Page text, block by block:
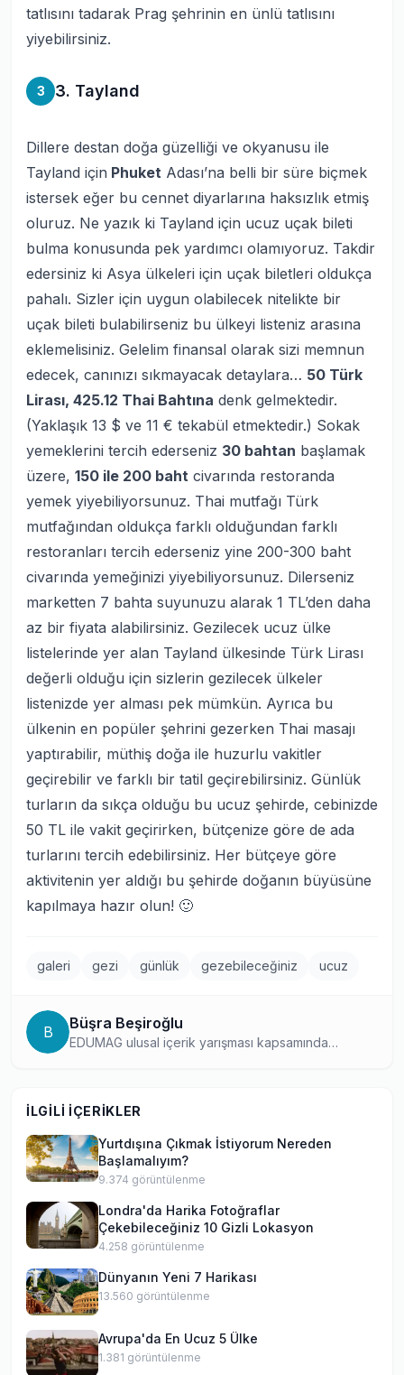
tatlısını tadarak Prag şehrinin en ünlü tatlısını
yiyebilirsiniz.
3 3. Tayland
Dillere destan doğa güzelliği ve okyanusu ile
Tayland için Phuket Adası’na belli bir süre biçmek
istersek eğer bu cennet diyarlarına haksızlık etmiş
oluruz. Ne yazık ki Tayland için ucuz uçak bileti
bulma konusunda pek yardımcı olamıyoruz. Takdir
edersiniz ki Asya ülkeleri için uçak biletleri oldukça
pahalı. Sizler için uygun olabilecek nitelikte bir
uçak bileti bulabilirseniz bu ülkeyi listeniz arasına
eklemelisiniz. Gelelim finansal olarak sizi memnun
edecek, canınızı sıkmayacak detaylara… 50 Türk
Lirası, 425.12 Thai Bahtına denk gelmektedir.
(Yaklaşık 13 $ ve 11 € tekabül etmektedir.) Sokak
yemeklerini tercih ederseniz 30 bahtan başlamak
üzere, 150 ile 200 baht civarında restoranda
yemek yiyebiliyorsunuz. Thai mutfağı Türk
mutfağından oldukça farklı olduğundan farklı
restoranları tercih ederseniz yine 200-300 baht
civarında yemeğinizi yiyebiliyorsunuz. Dilerseniz
marketten 7 bahta suyunuzu alarak 1 TL’den daha
az bir fiyata alabilirsiniz. Gezilecek ucuz ülke
listelerinde yer alan Tayland ülkesinde Türk Lirası
değerli olduğu için sizlerin gezilecek ülkeler
listenizde yer alması pek mümkün. Ayrıca bu
ülkenin en popüler şehrini gezerken Thai masajı
yaptırabilir, müthiş doğa ile huzurlu vakitler
geçirebilir ve farklı bir tatil geçirebilirsiniz. Günlük
turların da sıkça olduğu bu ucuz şehirde, cebinizde
50 TL ile vakit geçirirken, bütçenize göre de ada
turlarını tercih edebilirsiniz. Her bütçeye göre
aktivitenin yer aldığı bu şehirde doğanın büyüsüne
kapılmaya hazır olun! 🙂
galeri gezi günlük gezebileceğiniz ucuz
B Büşra Beşiroğlu
EDUMAG ulusal içerik yarışması kapsamında
samimi ve bilgilendirici bir dille aktarıyor.
İLGILI İÇERIKLER
Yurtdışına Çıkmak İstiyorum Nereden
Başlamalıyım?
9.374 görüntülenme
Londra'da Harika Fotoğraflar
Çekebileceğiniz 10 Gizli Lokasyon
4.258 görüntülenme
Dünyanın Yeni 7 Harikası
13.560 görüntülenme
Avrupa'da En Ucuz 5 Ülke
1.381 görüntülenme